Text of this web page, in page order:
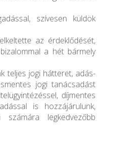
szívesen küldök
az érdeklődését,
a hét bármely
teljes jogi hátteret, adás-
jogi tanácsadást
díjmentes
is hozzájárulunk,
legkedvezőbb